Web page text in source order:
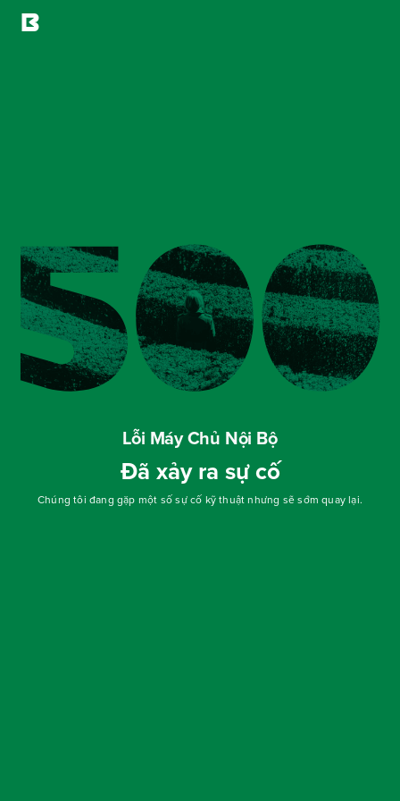
Lỗi Máy Chủ Nội Bộ
Đã xảy ra sự cố
Chúng tôi đang gặp một số sự cố kỹ thuật nhưng sẽ sớm quay lại.